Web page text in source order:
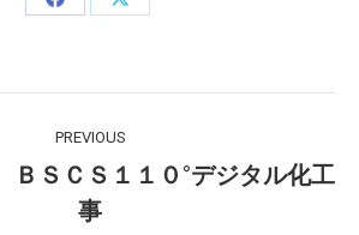
Share
Share
PREVIOUS
Previous
post:
ＳＣＳ１１０°デジタル化工
事